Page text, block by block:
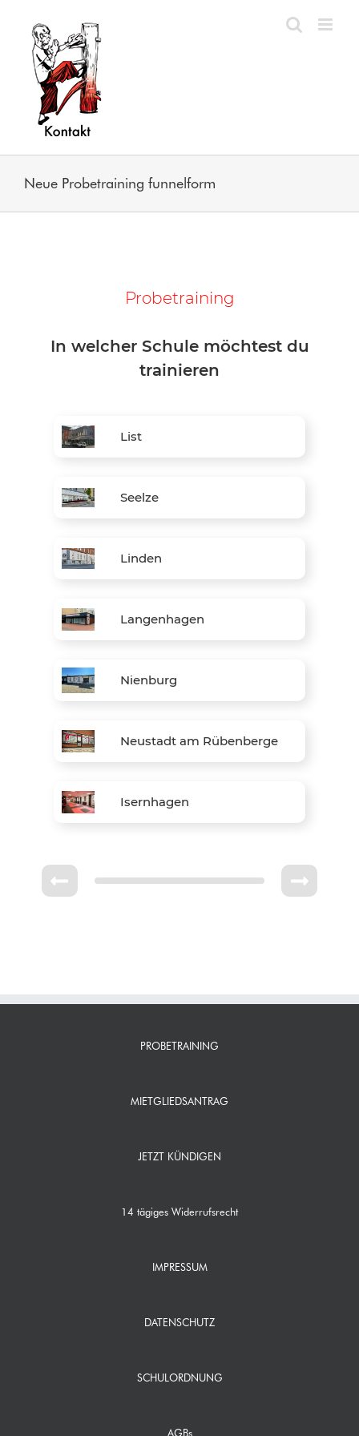
springen
Neue Probetraining funnelform
Probetraining
In welcher Schule möchtest du
trainieren
List
Seelze
Linden
Langenhagen
Nienburg
Neustadt am Rübenberge
Isernhagen
PROBETRAINING
MIETGLIEDSANTRAG
JETZT KÜNDIGEN
14 tägiges Widerrufsrecht
IMPRESSUM
DATENSCHUTZ
SCHULORDNUNG
AGBs